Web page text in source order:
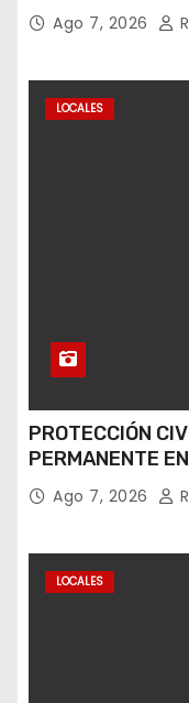
Ago 7, 2026
LOCALES
PROTECCIÓN
PERMANENTE
Ago 7, 2026
LOCALES